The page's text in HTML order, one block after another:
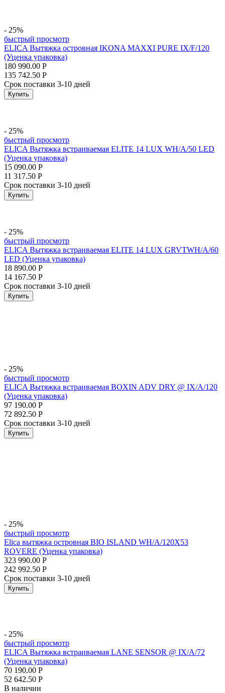
- 25%
быстрый просмотр
ELICA Вытяжка островная IKONA MAXXI PURE IX/F/120
(Уценка упаковка)
180 990.00 Р
135 742.50 Р
Срок поставки 3-10 дней
Купить
- 25%
быстрый просмотр
ELICA Вытяжка встраиваемая ELITE 14 LUX WH/A/50 LED
(Уценка упаковка)
15 090.00 Р
11 317.50 Р
Срок поставки 3-10 дней
Купить
- 25%
быстрый просмотр
ELICA Вытяжка встраиваемая ELITE 14 LUX GRVTWH/A/60
LED (Уценка упаковка)
18 890.00 Р
14 167.50 Р
Срок поставки 3-10 дней
Купить
- 25%
быстрый просмотр
ELICA Вытяжка встраиваемая BOXIN ADV DRY @ IX/A/120
(Уценка упаковка)
97 190.00 Р
72 892.50 Р
Срок поставки 3-10 дней
Купить
- 25%
быстрый просмотр
Elica вытяжка островная BIO ISLAND WH/A/120X53
ROVERE (Уценка упаковка)
323 990.00 Р
242 992.50 Р
Срок поставки 3-10 дней
Купить
- 25%
быстрый просмотр
ELICA Вытяжка встраиваемая LANE SENSOR @ IX/A/72
(Уценка упаковка)
70 190.00 Р
52 642.50 Р
В наличии